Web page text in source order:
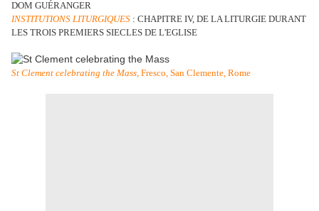
DOM GUÉRANGER
INSTITUTIONS LITURGIQUES : CHAPITRE IV, DE LA LITURGIE DURANT
LES TROIS PREMIERS SIECLES DE L'EGLISE
St Clement celebrating the Mass, Fresco, San Clemente, Rome